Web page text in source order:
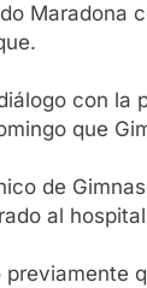
Maradona
con la
que
de
al
previamente